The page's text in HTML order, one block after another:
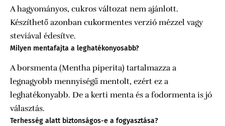
A hagyományos, cukros változat nem ajánlott.
Készíthető azonban cukormentes verzió mézzel vagy
steviával édesítve.
Milyen mentafajta a leghatékonyosabb?
A borsmenta (Mentha piperita) tartalmazza a
legnagyobb mennyiségű mentolt, ezért ez a
leghatékonyabb. De a kerti menta és a fodormenta is jó
választás.
Terhesség alatt biztonságos-e a fogyasztása?